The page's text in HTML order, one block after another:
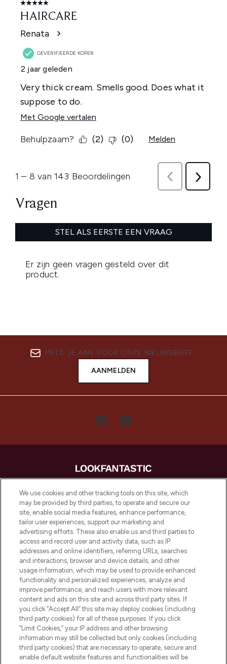
MELD JE AAN VOOR ONZE NIEUWSBRIEF
AANMELDEN
LOOKFANTASTIC is de ultieme online
beautybestemming van Europa, met de
beste huidverzorging, haarproducten en
make-up van meer dan 200 topmerken.
Shop online of via de app, met gratis
verzending vanaf €40.
Cookie-toestemming
Do Not Sell or Share My Personal
Information
HELP & INFORMATIE
BEDRIJFSINFORMATIE
We use cookies and other tracking tools on this site, which
may be provided by third parties, to operate and secure our
site, enable social media features, enhance performance,
tailor user experiences, support our marketing and
advertising efforts. These also enable us and third parties to
access and record user and activity data, such as IP
addresses and online identifiers, referring URLs, searches
and interactions, browser and device details, and other
usage information, which may be used to provide enhanced
functionality and personalized experiences, analyze and
improve performance, and reach users with more relevant
content and ads on this site and across third party sites. If
you click “Accept All” this site may deploy cookies (including
third party cookies) for all of these purposes. If you click
“Limit Cookies,” your IP address and other browsing
information may still be collected but only cookies (including
third party cookies) that are necessary to operate, secure and
enable default website features and functionalities will be